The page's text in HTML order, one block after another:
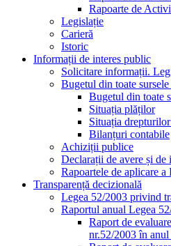
Rapoarte de
Legislație
Carieră
Istoric
Informații de interes public
Solicitare informații.
Bugetul din toate
Bugetul din toate
Situația plăților
Situația
Bilanțuri contabile
Achiziții publice
Declarații de avere și de
Rapoartele de aplicare a
Transparență decizională
Legea 52/2003 privind
Raportul anual Legea
Raport de
nr.52/2003 în